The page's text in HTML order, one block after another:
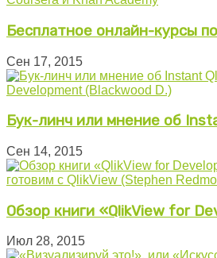
Бесплатное онлайн-курсы
Сен 17, 2015
Бук-линч или мнение об
Сен 14, 2015
Обзор книги «QlikView for
Июл 28, 2015